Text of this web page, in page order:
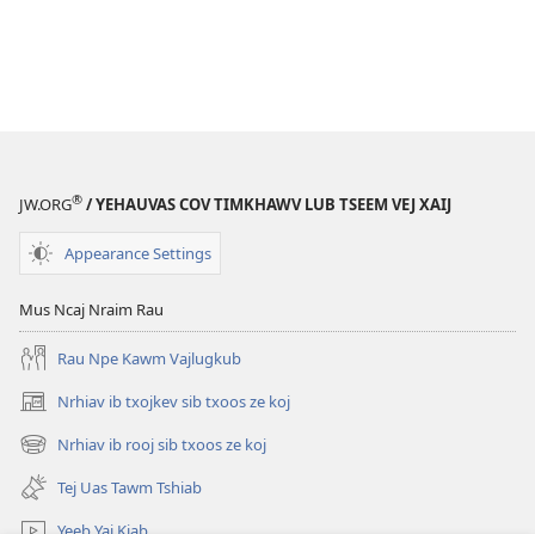
JW.ORG® / YEHAUVAS COV TIMKHAWV LUB TSEEM VEJ XAIJ
Appearance Settings
Mus Ncaj Nraim Rau
Rau Npe Kawm Vajlugkub
Nrhiav ib txojkev sib txoos ze koj
(opens
new
window)
Nrhiav ib rooj sib txoos ze koj
(opens
new
window)
Tej Uas Tawm Tshiab